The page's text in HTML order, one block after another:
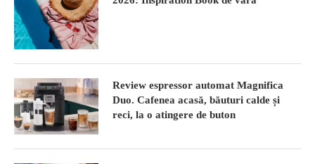
Review espressor automat Magnifica
Duo. Cafenea acasă, băuturi calde și
reci, la o atingere de buton